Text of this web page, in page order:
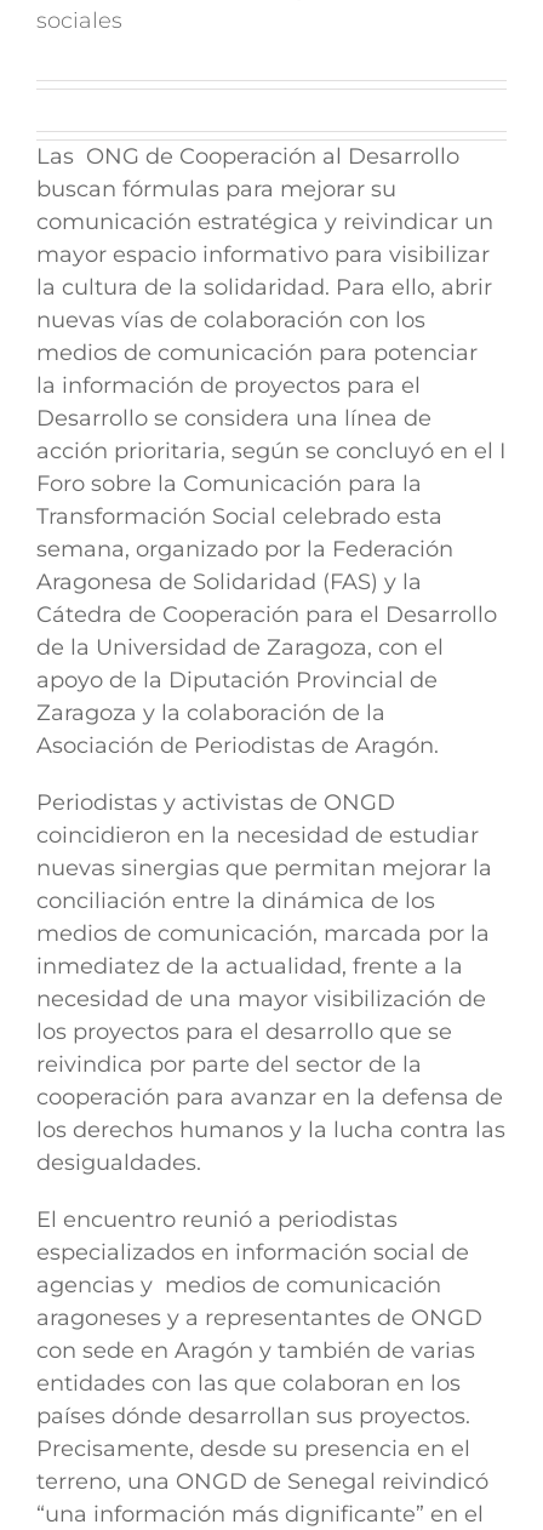
sociales
Las ONG de Cooperación al Desarrollo
buscan fórmulas para mejorar su
comunicación estratégica y reivindicar un
mayor espacio informativo para visibilizar
la cultura de la solidaridad. Para ello, abrir
nuevas vías de colaboración con los
medios de comunicación para potenciar
la información de proyectos para el
Desarrollo se considera una línea de
acción prioritaria, según se concluyó en el I
Foro sobre la Comunicación para la
Transformación Social celebrado esta
semana, organizado por la Federación
Aragonesa de Solidaridad (FAS) y la
Cátedra de Cooperación para el Desarrollo
de la Universidad de Zaragoza, con el
apoyo de la Diputación Provincial de
Zaragoza y la colaboración de la
Asociación de Periodistas de Aragón.
Periodistas y activistas de ONGD
coincidieron en la necesidad de estudiar
nuevas sinergias que permitan mejorar la
conciliación entre la dinámica de los
medios de comunicación, marcada por la
inmediatez de la actualidad, frente a la
necesidad de una mayor visibilización de
los proyectos para el desarrollo que se
reivindica por parte del sector de la
cooperación para avanzar en la defensa de
los derechos humanos y la lucha contra las
desigualdades.
El encuentro reunió a periodistas
especializados en información social de
agencias y medios de comunicación
aragoneses y a representantes de ONGD
con sede en Aragón y también de varias
entidades con las que colaboran en los
países dónde desarrollan sus proyectos.
Precisamente, desde su presencia en el
terreno, una ONGD de Senegal reivindicó
“una información más dignificante” en el